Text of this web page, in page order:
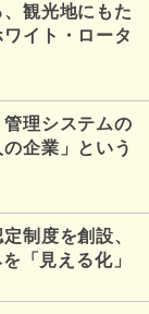
観光地にもた
イト・ロータ
理システムの
企業」という
制度を創設、
「見える化」